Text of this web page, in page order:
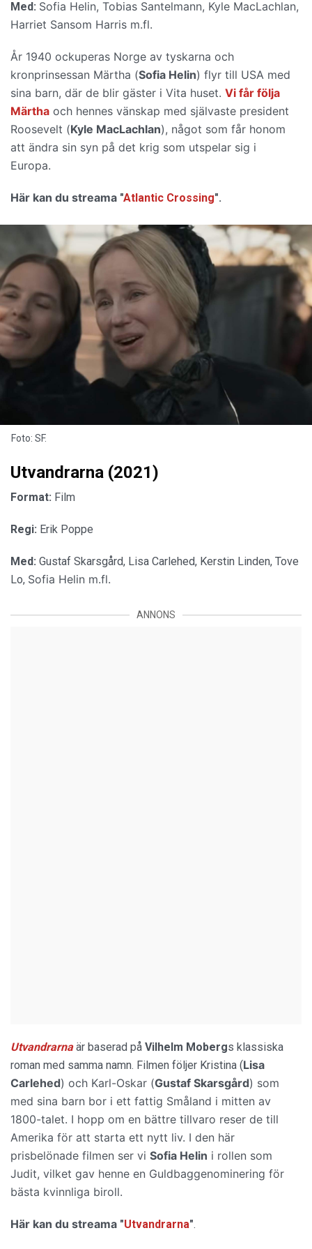
Med: Sofia Helin, Tobias Santelmann, Kyle MacLachlan,
Harriet Sansom Harris m.fl.
År 1940 ockuperas Norge av tyskarna och
kronprinsessan Märtha (Sofia Helin) flyr till USA med
sina barn, där de blir gäster i Vita huset. Vi får följa
Märtha och hennes vänskap med självaste president
Roosevelt (Kyle MacLachlan), något som får honom
att ändra sin syn på det krig som utspelar sig i
Europa.
Här kan du streama "Atlantic Crossing".
Foto: SF.
Utvandrarna (2021)
Format: Film
Regi: Erik Poppe
Med: Gustaf Skarsgård, Lisa Carlehed, Kerstin Linden, Tove
Lo, Sofia Helin m.fl.
ANNONS
Utvandrarnaär baserad på Vilhelm Mobergs klassiska
roman med samma namn. Filmen följer Kristina (Lisa
Carlehed) och Karl-Oskar (Gustaf Skarsgård) som
med sina barn bor i ett fattig Småland i mitten av
1800-talet. I hopp om en bättre tillvaro reser de till
Amerika för att starta ett nytt liv. I den här
prisbelönade filmen ser vi Sofia Helin i rollen som
Judit, vilket gav henne en Guldbaggenominering för
bästa kvinnliga biroll.
Här kan du streama "Utvandrarna".